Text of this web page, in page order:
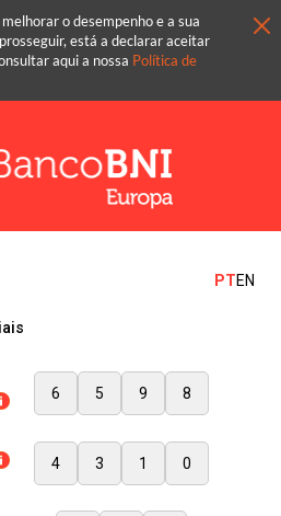
o desempenho e a sua
está a declarar aceitar
aqui a nossa Política de
PTEN
6 5 9 8
4 3 1 0